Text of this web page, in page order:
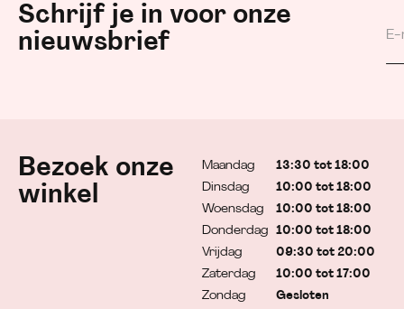
Schrijf je in voor onze
nieuwsbrief
Bezoek onze
winkel
Maandag
Dinsdag
Woensdag
Donderdag
Vrijdag
Zaterdag
Zondag
13:30 tot 18:00
10:00 tot 18:00
10:00 tot 18:00
10:00 tot 18:00
09:30 tot 20:00
10:00 tot 17:00
Gesloten